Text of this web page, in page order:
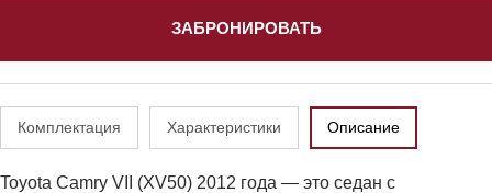
ЗАБРОНИРОВАТЬ
Комплектация Характеристики Описание
Toyota Camry VII (XV50) 2012 года — это седан с